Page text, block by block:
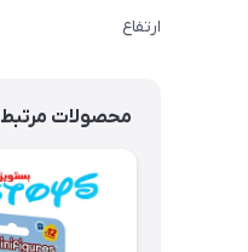
ارتفاع
محصولات مرتبط